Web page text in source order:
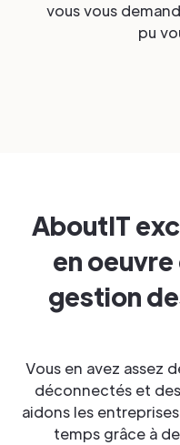
vous vous
pu
AboutIT
en
gestion
Vous en avez assez
déconnectés et
aidons les
temps grâce à